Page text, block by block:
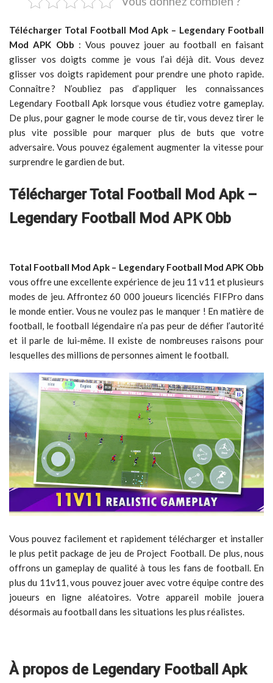
Télécharger Total Football Mod Apk – Legendary Football
Mod APK Obb : Vous pouvez jouer au football en faisant
glisser vos doigts comme je vous l’ai déjà dit. Vous devez
glisser vos doigts rapidement pour prendre une photo rapide.
Connaître ? N’oubliez pas d’appliquer les connaissances
Legendary Football Apk lorsque vous étudiez votre gameplay.
De plus, pour gagner le mode course de tir, vous devez tirer le
plus vite possible pour marquer plus de buts que votre
adversaire. Vous pouvez également augmenter la vitesse pour
surprendre le gardien de but.
Télécharger Total Football Mod Apk –
Legendary Football Mod APK Obb
Total Football Mod Apk – Legendary Football Mod APK Obb
vous offre une excellente expérience de jeu 11 v11 et plusieurs
modes de jeu. Affrontez 60 000 joueurs licenciés FIFPro dans
le monde entier. Vous ne voulez pas le manquer ! En matière de
football, le football légendaire n’a pas peur de défier l’autorité
et il parle de lui-même. Il existe de nombreuses raisons pour
lesquelles des millions de personnes aiment le football.
Vous pouvez facilement et rapidement télécharger et installer
le plus petit package de jeu de Project Football. De plus, nous
offrons un gameplay de qualité à tous les fans de football. En
plus du 11v11, vous pouvez jouer avec votre équipe contre des
joueurs en ligne aléatoires. Votre appareil mobile jouera
désormais au football dans les situations les plus réalistes.
À propos de Legendary Football Apk